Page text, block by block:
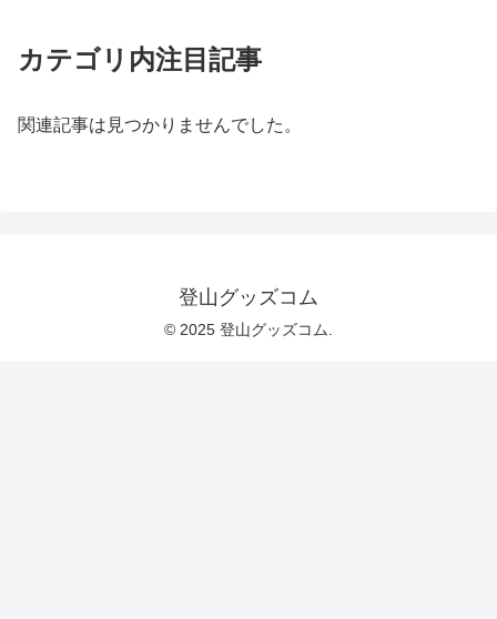
カテゴリ内注目記事
関連記事は見つかりませんでした。
登山グッズコム
© 2025 登山グッズコム.